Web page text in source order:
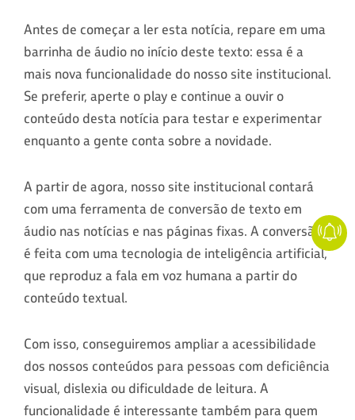
Antes de começar a ler esta notícia, repare em uma
barrinha de áudio no início deste texto: essa é a
mais nova funcionalidade do nosso site institucional.
Se preferir, aperte o play e continue a ouvir o
conteúdo desta notícia para testar e experimentar
enquanto a gente conta sobre a novidade.
A partir de agora, nosso site institucional contará
com uma ferramenta de conversão de texto em
áudio nas notícias e nas páginas fixas. A conversão
é feita com uma tecnologia de inteligência artificial,
que reproduz a fala em voz humana a partir do
conteúdo textual.
Com isso, conseguiremos ampliar a acessibilidade
dos nossos conteúdos para pessoas com deficiência
visual, dislexia ou dificuldade de leitura. A
funcionalidade é interessante também para quem